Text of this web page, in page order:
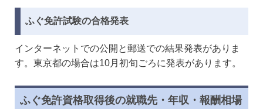
ふぐ免許試験の合格発表
インターネットでの公開と郵送での結果発表がありま
す。東京都の場合は10月初旬ごろに発表があります。
ふぐ免許資格取得後の就職先・年収・報酬相場